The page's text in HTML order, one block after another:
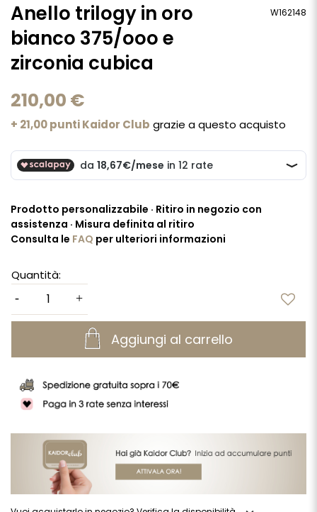
Anello trilogy in oro
bianco 375/ooo e
zirconia cubica
W162148
210,00 €
+ 21,00 punti Kaidor Club grazie a questo acquisto
Prodotto personalizzabile · Ritiro in negozio con
assistenza · Misura definita al ritiro
Consulta le FAQ per ulteriori informazioni
Quantità:
Aggiungi al carrello